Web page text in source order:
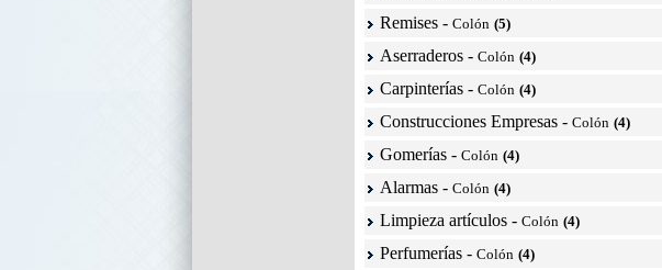
Remises - Colón (5)
Aserraderos - Colón (4)
Carpinterías - Colón (4)
Construcciones Empresas - Colón (4)
Gomerías - Colón (4)
Alarmas - Colón (4)
Limpieza artículos - Colón (4)
Perfumerías - Colón (4)